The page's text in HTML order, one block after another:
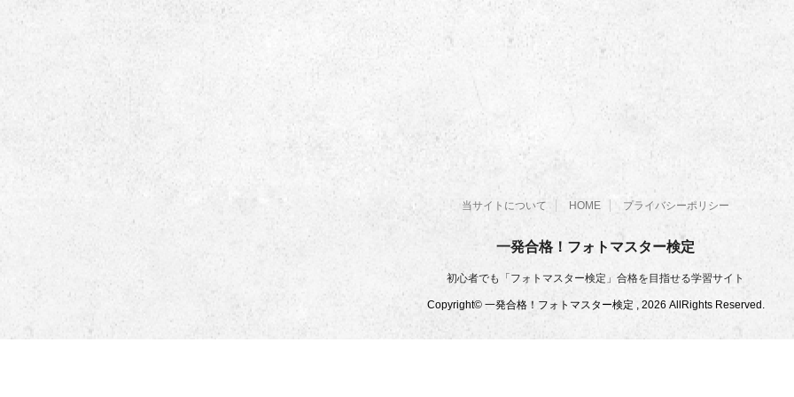
当サイトについて HOME プライバシーポリシー
一発合格！フォトマスター検定
初心者でも「フォトマスター検定」合格を目指せる学習サイト
Copyright© 一発合格！フォトマスター検定 , 2026 AllRights Reserved.